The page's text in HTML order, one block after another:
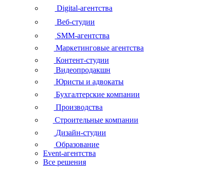
Digital-агентства
Веб-студии
SMM-агентства
Маркетинговые агентства
Контент-студии
Видеопродакшн
Юристы и адвокаты
Бухгалтерские компании
Производства
Строительные компании
Дизайн-студии
Образование
Event-агентства
Все решения